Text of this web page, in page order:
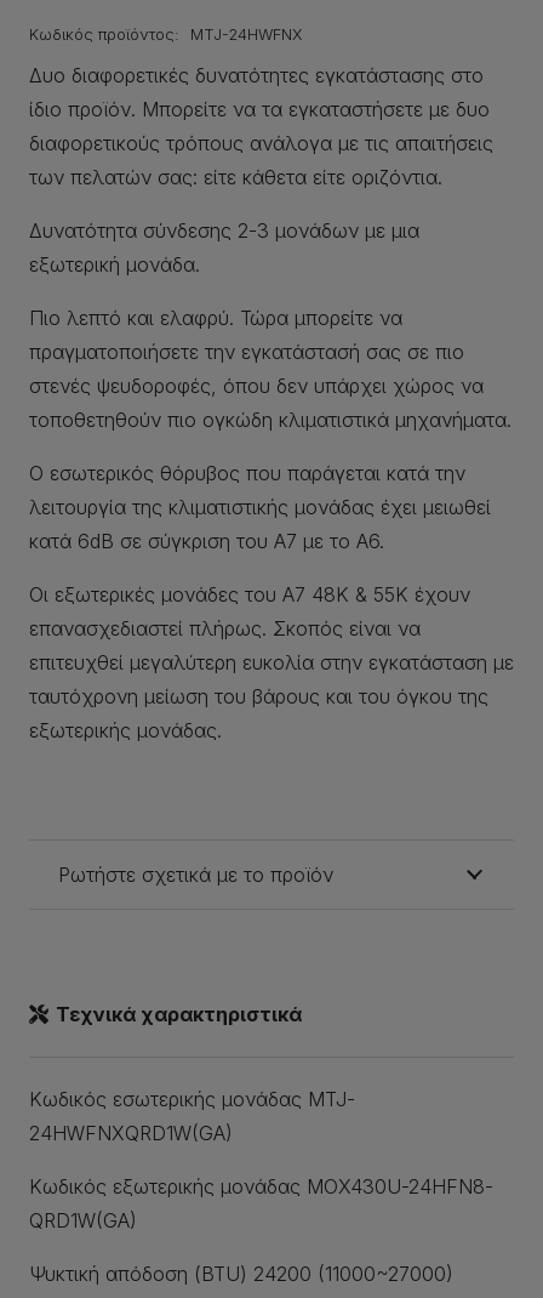
Κωδικός προϊόντος: MTJ-24HWFNX
Δυο διαφορετικές δυνατότητες εγκατάστασης στο
ίδιο προϊόν. Μπορείτε να τα εγκαταστήσετε με δυο
διαφορετικούς τρόπους ανάλογα με τις απαιτήσεις
των πελατών σας: είτε κάθετα είτε οριζόντια.
Δυνατότητα σύνδεσης 2-3 μονάδων με μια
εξωτερική μονάδα.
Πιο λεπτό και ελαφρύ. Τώρα μπορείτε να
πραγματοποιήσετε την εγκατάστασή σας σε πιο
στενές ψευδοροφές, όπου δεν υπάρχει χώρος να
τοποθετηθούν πιο ογκώδη κλιματιστικά μηχανήματα.
Ο εσωτερικός θόρυβος που παράγεται κατά την
λειτουργία της κλιματιστικής μονάδας έχει μειωθεί
κατά 6dB σε σύγκριση του A7 με το A6.
Οι εξωτερικές μονάδες του Α7 48Κ & 55Κ έχουν
επανασχεδιαστεί πλήρως. Σκοπός είναι να
επιτευχθεί μεγαλύτερη ευκολία στην εγκατάσταση με
ταυτόχρονη μείωση του βάρους και του όγκου της
εξωτερικής μονάδας.
Ρωτήστε σχετικά με το προϊόν
Τεχνικά χαρακτηριστικά
Κωδικός εσωτερικής μονάδας MTJ-
24HWFNXQRD1W(GA)
Κωδικός εξωτερικής μονάδας MOX430U-24HFN8-
QRD1W(GA)
Ψυκτική απόδοση (BTU) 24200 (11000~27000)